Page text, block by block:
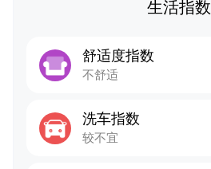
生活指数
舒适度指数
不舒适
洗车指数
较不宜